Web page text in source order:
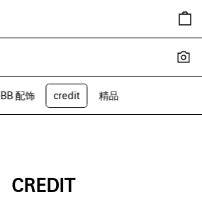
BB 配饰 credit 精品
CREDIT